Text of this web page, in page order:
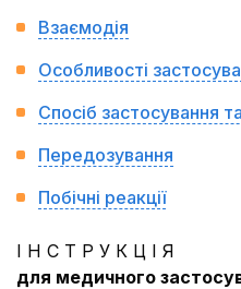
Взаємодія
Особливості
Спосіб застосування
Передозування
Побічні реакції
І Н С Т Р У К Ц І Я
для медичного